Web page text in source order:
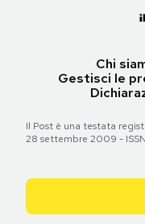
Chi
Gestisci le
Il Post è una testata
28 settembre 2009 -